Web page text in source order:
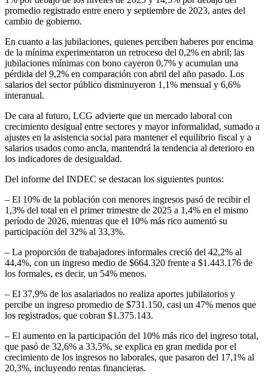
promedio registrado entre enero y septiembre de 2023, antes del
cambio de gobierno.
En cuanto a las jubilaciones, quienes perciben haberes por encima
de la mínima experimentaron un retroceso del 0,2% en abril; las
jubilaciones mínimas con bono cayeron 0,7% y acumulan una
pérdida del 9,2% en comparación con abril del año pasado. Los
salarios del sector público disminuyeron 1,1% mensual y 6,6%
interanual.
De cara al futuro, LCG advierte que un mercado laboral con
crecimiento desigual entre sectores y mayor informalidad, sumado a
ajustes en la asistencia social para mantener el equilibrio fiscal y a
salarios usados como ancla, mantendrá la tendencia al deterioro en
los indicadores de desigualdad.
Del informe del INDEC se destacan los siguientes puntos:
– El 10% de la población con menores ingresos pasó de recibir el
1,3% del total en el primer trimestre de 2025 a 1,4% en el mismo
período de 2026, mientras que el 10% más rico aumentó su
participación del 32% al 33,3%.
– La proporción de trabajadores informales creció del 42,2% al
44,4%, con un ingreso medio de $664.320 frente a $1.443.176 de
los formales, es decir, un 54% menos.
– El 37,9% de los asalariados no realiza aportes jubilatorios y
percibe un ingreso promedio de $731.150, casi un 47% menos que
los registrados, que cobran $1.375.143.
– El aumento en la participación del 10% más rico del ingreso total,
que pasó de 32,6% a 33,5%, se explica en gran medida por el
crecimiento de los ingresos no laborales, que pasaron del 17,1% al
20,3%, incluyendo rentas financieras.